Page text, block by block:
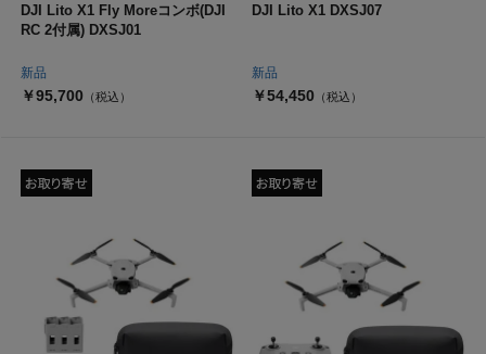
新品
DJI Lito X1 Fly Moreコンボ(DJI
RC 2付属) DXSJ01
￥95,700 （税込）
新品
DJI Lito X1 DXSJ07
￥54,450 （税込）